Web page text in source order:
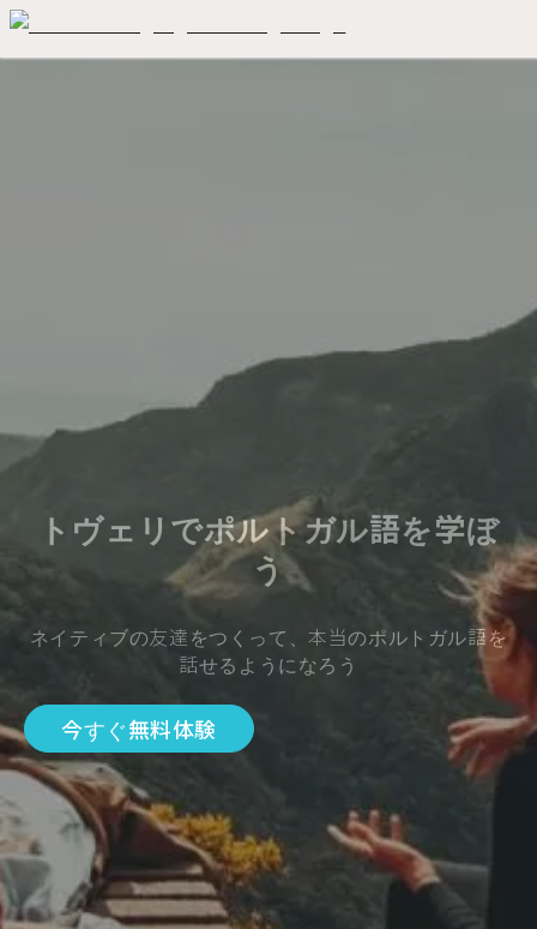
トヴェリでポルトガル語を学ぼ
う
ネイティブの友達をつくって、本当のポルトガル語を
話せるようになろう
今すぐ無料体験